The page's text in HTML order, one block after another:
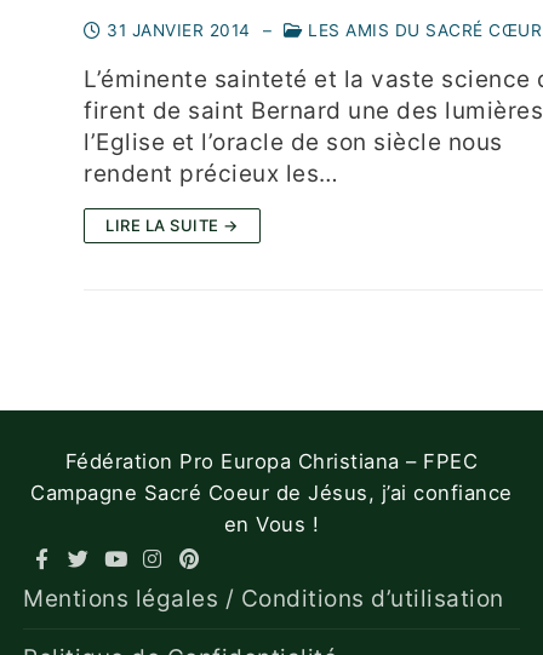
31 JANVIER 2014 – LES AMIS DU SACRÉ CŒUR
L’éminente sainteté et la vaste science
firent de saint Bernard une des
l’Eglise et l’oracle de son siècle nous
rendent précieux les…
LIRE LA SUITE →
Fédération Pro Europa Christiana – FPEC
Campagne Sacré Coeur de Jésus, j’ai confiance
en Vous !
Mentions légales / Conditions d’utilisation